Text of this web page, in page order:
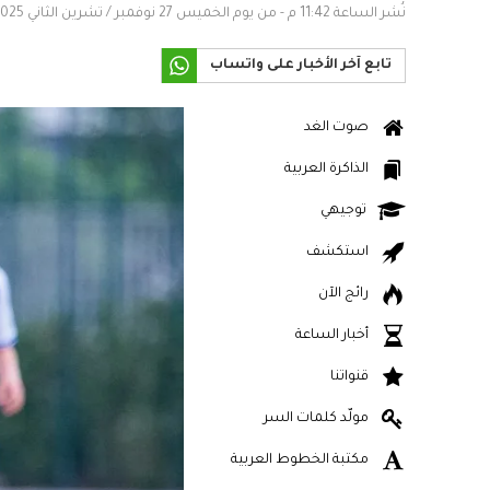
نُشر الساعة 11:42 م - من يوم الخميس 27 نوفمبر / تشرين الثاني 2025
تابع آخر الأخبار على واتساب
صوت الغد
الذاكرة العربية
توجيهي
استكشف
رائج الآن
أخبار الساعة
قنواتنا
مولّد كلمات السر
مكتبة الخطوط العربية